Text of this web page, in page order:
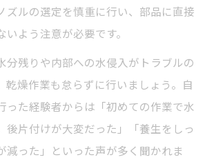
ズルの選定を慎重に行い、部品に直接
よう注意が必要です。
分残りや内部への水侵入がトラブルの
乾燥作業も怠らずに行いましょう。自
った経験者からは「初めての作業で水
後片付けが大変だった」「養生をしっ
減った」といった声が多く聞かれま